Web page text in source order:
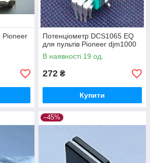
Pioneer
Потенціометр DCS1065 EQ
для пультів Pioneer djm1000
В наявності 19 од.
272 ₴
Купити
–45%